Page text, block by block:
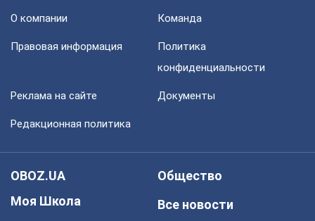
О компании Команда
Правовая информация
Политика
конфиденциальности
Реклама на сайте Документы
Редакционная политика
OBOZ.UA
Моя Школа
Общество
Все новости